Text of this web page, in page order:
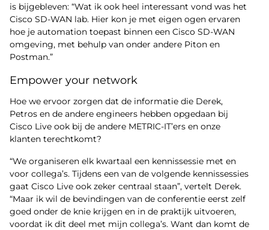
is bijgebleven: “Wat ik ook heel interessant vond was het
Cisco SD-WAN lab. Hier kon je met eigen ogen ervaren
hoe je automation toepast binnen een Cisco SD-WAN
omgeving, met behulp van onder andere Piton en
Postman.”
Empower your network
Hoe we ervoor zorgen dat de informatie die Derek,
Petros en de andere engineers hebben opgedaan bij
Cisco Live ook bij de andere METRIC-IT’ers en onze
klanten terechtkomt?
“We organiseren elk kwartaal een kennissessie met en
voor collega’s. Tijdens een van de volgende kennissessies
gaat Cisco Live ook zeker centraal staan”, vertelt Derek.
“Maar ik wil de bevindingen van de conferentie eerst zelf
goed onder de knie krijgen en in de praktijk uitvoeren,
voordat ik dit deel met mijn collega’s. Want dan komt de